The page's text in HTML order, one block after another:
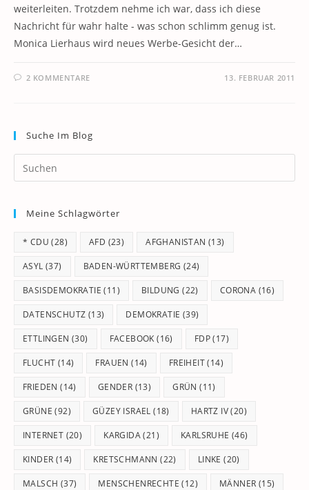
weiterleiten. Trotzdem nehme ich war, dass ich diese
Nachricht für wahr halte - was schon schlimm genug ist.
Monica Lierhaus wird neues Werbe-Gesicht der…
2 KOMMENTARE 13. FEBRUAR 2011
Suche Im Blog
Meine Schlagwörter
* CDU (28) AFD (23) AFGHANISTAN (13)
ASYL (37) BADEN-WÜRTTEMBERG (24)
BASISDEMOKRATIE (11) BILDUNG (22) CORONA (16)
DATENSCHUTZ (13) DEMOKRATIE (39)
ETTLINGEN (30) FACEBOOK (16) FDP(17)
FLUCHT (14) FRAUEN (14) FREIHEIT(14)
FRIEDEN (14) GENDER (13) GRÜN (11)
GRÜNE (92) GÜZEY ISRAEL (18) HARTZ IV(20)
INTERNET (20) KARGIDA(21) KARLSRUHE (46)
KINDER (14) KRETSCHMANN (22) LINKE (20)
MALSCH (37) MENSCHENRECHTE (12) MÄNNER (15)